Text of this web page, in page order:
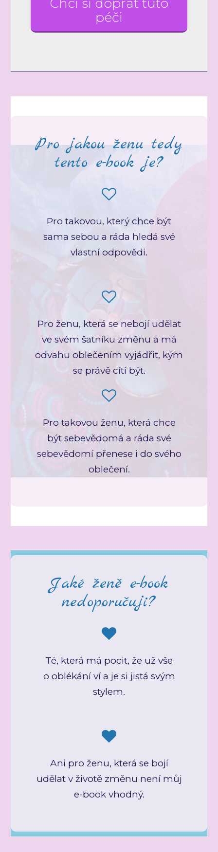
péči
Pro jakou ženu tedy
tento e-book je?
Pro takovou, který chce být
sama sebou a ráda hledá své
vlastní odpovědi.
Pro ženu, která se nebojí udělat
ve svém šatníku změnu a má
odvahu oblečením vyjádřit, kým
se právě cítí být.
Pro takovou ženu, která chce
být sebevědomá a ráda své
sebevědomí přenese i do svého
oblečení.
Jaké ženě e-book
nedoporučuji?
Té, která má pocit, že už vše
o oblékání ví a je si jistá svým
stylem.
Ani pro ženu, která se bojí
udělat v životě změnu není můj
e-book vhodný.